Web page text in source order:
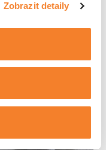
Zobrazit detaily